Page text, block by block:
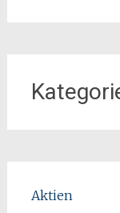
Aktien